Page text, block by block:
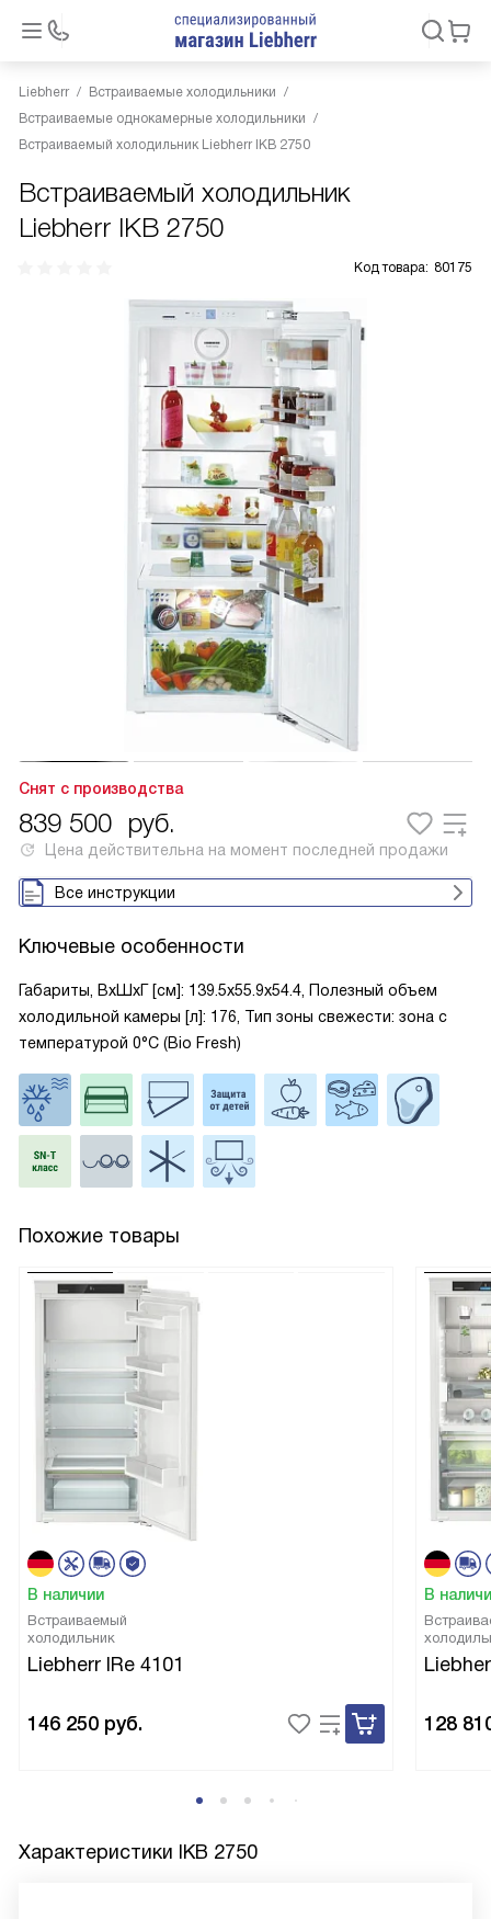
Liebherr
Встраиваемые холодильники
Встраиваемые однокамерные холодильники
Встраиваемый холодильник Liebherr IKB 2750
Встраиваемый холодильник
Liebherr IKB 2750
Код товара: 80175
Снят с производства
839 500 руб.
Цена действительна на момент последней продажи
Все инструкции
Ключевые особенности
Габариты, ВxШxГ [см]: 139.5x55.9x54.4, Полезный объем
холодильной камеры [л]: 176, Тип зоны свежести: зона с
температурой 0°C (Bio Fresh)
Похожие товары
В наличии
Встраиваемый
холодильник
Liebherr IRe 4101
146 250 руб.
В
128
Характеристики IKB 2750